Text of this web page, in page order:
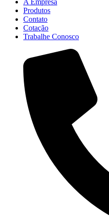
A Empresa
Produtos
Contato
Cotação
Trabalhe Conosco